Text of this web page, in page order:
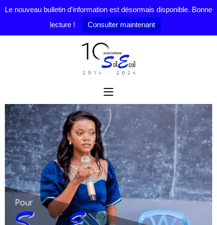
Le nouveau bulletin d'information est désormais disponible. Bonne
lecture !
Consulter maintenant